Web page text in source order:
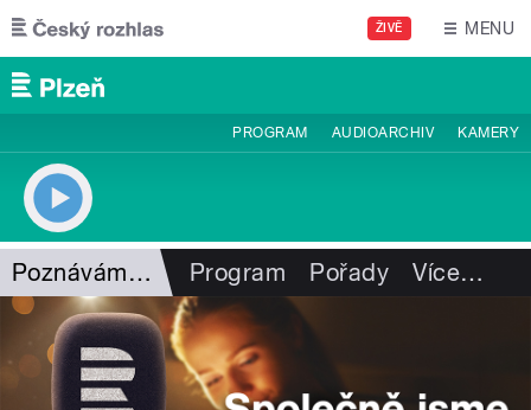
Přejít k hlavnímu obsahu
ŽIVĚ MENU
PROGRAM AUDIOARCHIV KAMERY
Poznáváme Šumavu Program Pořady Více…